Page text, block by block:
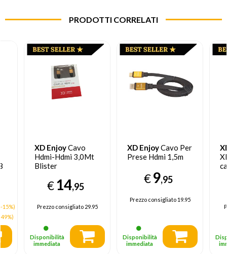
PRODOTTI CORRELATI
15%)
XD EnjoyCavo
Hdmi-Hdmi 3,0Mt
Blister
€14,95
Prezzo consigliato29.95
Disponibilità
immediata
XD EnjoyCavo Per
Prese Hdmi 1,5m
€9,95
Prezzo consigliato19.95
Disponibilità
immediata